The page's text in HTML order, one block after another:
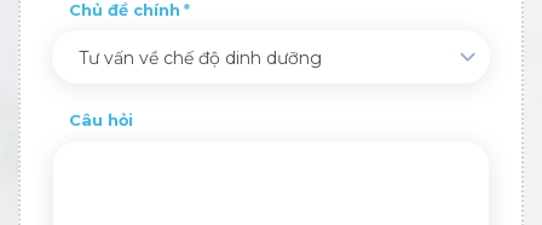
Chủ đề chính
Tư vấn về chế độ dinh dưỡng
Câu hỏi